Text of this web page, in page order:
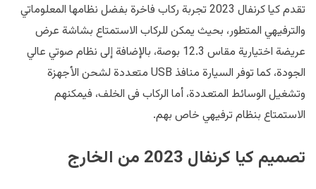
تقدم كيا كرنفال 2023 تجربة ركاب فاخرة بفضل نظامها المعلوماتي
والترفيهي المتطور، بحيث يمكن للركاب الاستمتاع بشاشة عرض
عريضة اختيارية مقاس 12.3 بوصة، بالإضافة إلى نظام صوتي عالي
الجودة، كما توفر السيارة منافذ USB متعددة لشحن الأجهزة
وتشغيل الوسائط المتعددة، أما الركاب فى الخلف، فيمكنهم
الاستمتاع بنظام ترفيهي خاص بهم.
تصميم كيا كرنفال 2023 من الخارج